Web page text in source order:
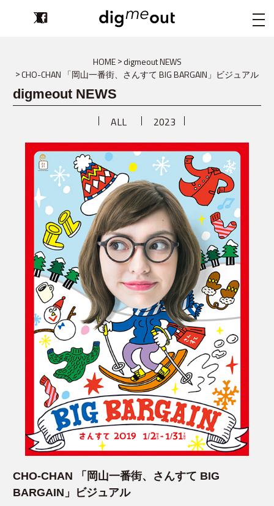
digmeout
HOME
digmeout NEWS
CHO-CHAN 「岡山一番街、さんすて BIG BARGAIN」ビジュアル
digmeout NEWS
ALL 2023
CHO-CHAN 「岡山一番街、さんすて BIG
BARGAIN」ビジュアル